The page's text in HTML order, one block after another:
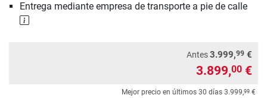
Entrega mediante empresa de transporte a pie de calle
Antes3.999,99 €
3.899,00 €
Mejor precio en últimos 30 días 3.999,99 €